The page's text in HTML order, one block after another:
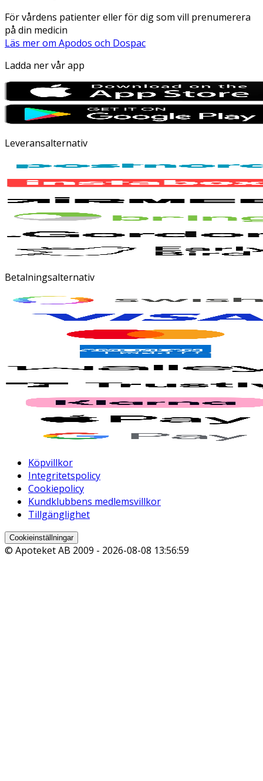
För vårdens patienter eller för dig som vill prenumerera
på din medicin
Läs mer om Apodos och Dospac
Ladda ner vår app
Leveransalternativ
Betalningsalternativ
Köpvillkor
Integritetspolicy
Cookiepolicy
Kundklubbens medlemsvillkor
Tillgänglighet
Cookieinställningar
© Apoteket AB 2009 - 2026-08-08 13:56:59